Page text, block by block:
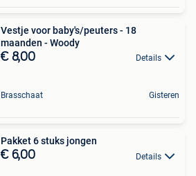
Vestje voor baby's/peuters - 18
maanden - Woody
€ 8,00 Details
Brasschaat Gisteren
Pakket 6 stuks jongen
€ 6,00 Details